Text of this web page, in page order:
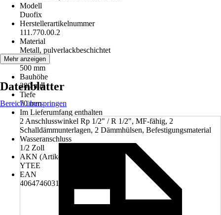
Modell
Duofix
Herstellerartikelnummer
111.770.00.2
Material
Metall, pulverlackbeschichtet
Breite
500 mm
Bauhöhe
280 mm
Tiefe
70 mm
Im Lieferumfang enthalten
2 Anschlusswinkel Rp 1/2" / R 1/2", MF-fähig, 2
Schalldämmunterlagen, 2 Dämmhülsen, Befestigungsmaterial
Wasseranschluss
1/2 Zoll
AKN (Artikelkurznummer)
YTEE
EAN
4064746031106
Mehr anzeigen
Datenblätter
Bereich überspringen